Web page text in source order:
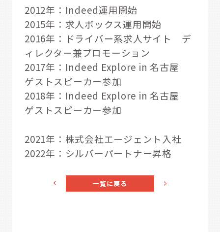
2012年：Indeed運用開始
2015年：求人ボックス運用開始
2016年：ドライバー系求人サイト デ
ィレクター兼プロモーション
2017年：Indeed Explore in 名古屋
ゲストスピーカー参加
2018年：Indeed Explore in 名古屋
ゲストスピーカー参加
2021年：株式会社エージェント入社
2022年：シルバーパートナー昇格
一覧に戻る